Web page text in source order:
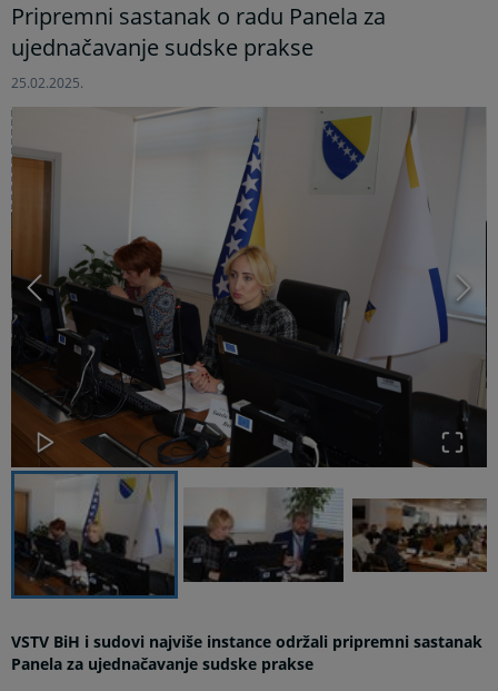
Pripremni sastanak o radu Panela za
ujednačavanje sudske prakse
25.02.2025.
VSTV BiH i sudovi najviše instance održali pripremni sastanak
Panela za ujednačavanje sudske prakse